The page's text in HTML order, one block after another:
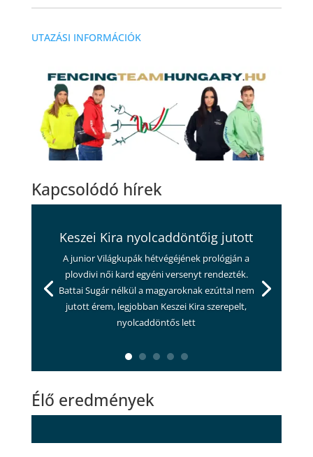
UTAZÁSI INFORMÁCIÓK
Kapcsolódó hírek
Keszei Kira nyolcaddöntőig jutott
A junior Világkupák hétvégéjének prológján a
plovdivi női kard egyéni versenyt rendezték.
Battai Sugár nélkül a magyaroknak ezúttal nem
jutott érem, legjobban Keszei Kira szerepelt,
nyolcaddöntős lett
Élő eredmények